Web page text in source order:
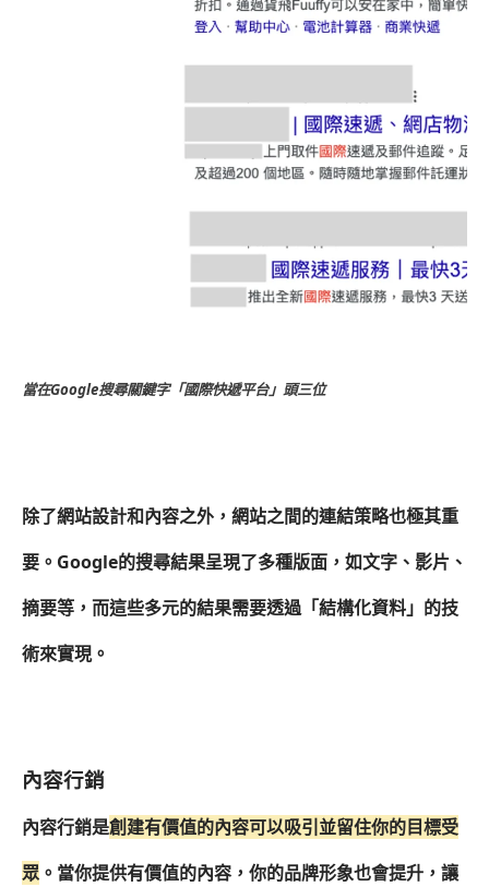
當在Google搜尋關鍵字「國際快遞平台」頭三位
除了網站設計和內容之外，網站之間的連結策略也極其重
要。Google的搜尋結果呈現了多種版面，如文字、影片、
摘要等，而這些多元的結果需要透過「結構化資料」的技
術來實現。
內容行銷
內容行銷是創建有價值的內容可以吸引並留住你的目標受
眾 。當你提供有價值的內容，你的品牌形象也會提升，讓